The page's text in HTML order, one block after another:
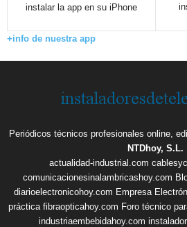
instalar la app en su iPhone
+info de nuestra app
Periódicos técnicos profesionales online,
NTDhoy, S.L.
actualidad-industrial.com
comunicacionesinalambricashoy.com
diarioelectronicohoy.com Empresa
práctica fibraopticahoy.com Foro técnico
industriaembebidahoy.com